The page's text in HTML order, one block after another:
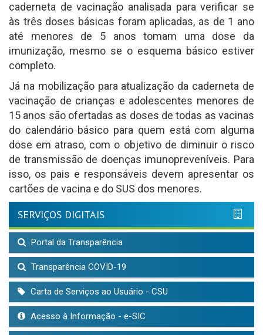
caderneta de vacinação analisada para verificar se
às três doses básicas foram aplicadas, as de 1 ano
até menores de 5 anos tomam uma dose da
imunização, mesmo se o esquema básico estiver
completo.
Já na mobilização para atualização da caderneta de
vacinação de crianças e adolescentes menores de
15 anos são ofertadas as doses de todas as vacinas
do calendário básico para quem está com alguma
dose em atraso, com o objetivo de diminuir o risco
de transmissão de doenças imunopreveníveis. Para
isso, os pais e responsáveis devem apresentar os
cartões de vacina e do SUS dos menores.
SERVIÇOS DIGITAIS
Portal da Transparência
Transparência COVID-19
Carta de Serviços ao Usuário - CSU
Acesso à Informação - e-SIC